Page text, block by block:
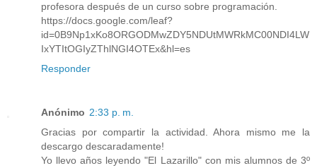
profesora después de un curso sobre programación.
https://docs.google.com/leaf?
id=0B9Np1xKo8ORGODMwZDY5NDUtMWRkMC00NDI4LW
IxYTItOGIyZThlNGI4OTEx&hl=es
Responder
Anónimo 2:33 p. m.
Gracias por compartir la actividad. Ahora mismo me la
descargo descaradamente!
Yo llevo años leyendo "El Lazarillo" con mis alumnos de 3º